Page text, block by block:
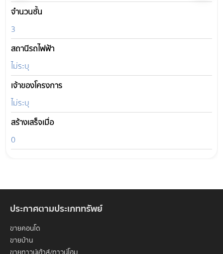
จำนวนชั้น
3
สถานีรถไฟฟ้า
ไม่ระบุ
เจ้าของโครงการ
ไม่ระบุ
สร้างเสร็จเมื่อ
0
ประกาศตามประเภททรัพย์
ขายคอนโด
ขายบ้าน